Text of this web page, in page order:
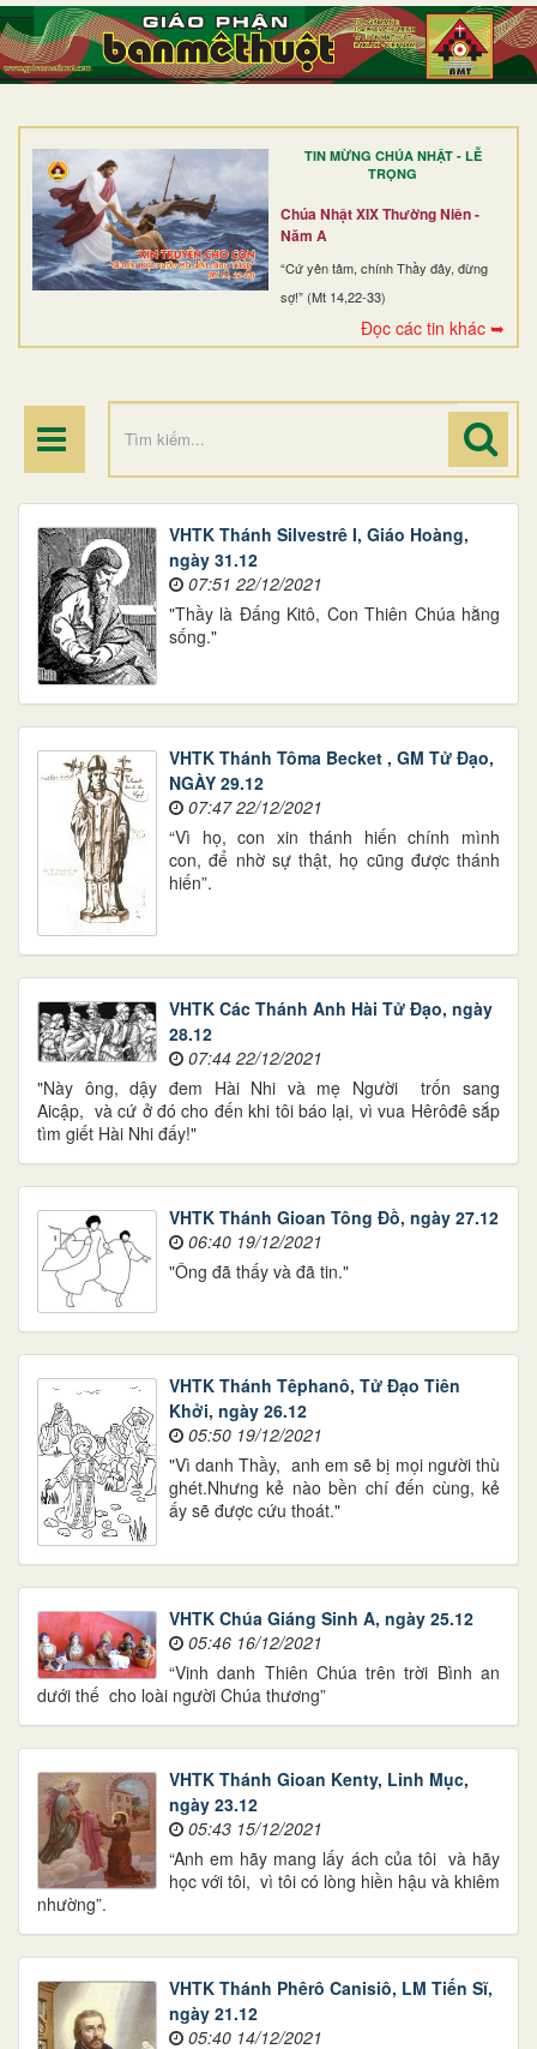
TIN MỪNG CHÚA NHẬT - LỄ
TRỌNG
Chúa Nhật XIX Thường Niên -
Năm A
“Cứ yên tâm, chính Thầy đây, đừng
sợ!” (Mt 14,22-33)
Đọc các tin khác ➥
TRANG NHẤT
GIỚI THIỆU
DÒNG TU
BAN MỤC VỤ
ĐOÀN THỂ CG
ĐIỂM HÀNH HƯƠNG
VHTK Thánh Silvestrê I, Giáo Hoàng,
ngày 31.12
07:51 22/12/2021
"Thầy là Đấng Kitô, Con Thiên Chúa hằng
sống."
VHTK Thánh Tôma Becket , GM Tử Đạo,
NGÀY 29.12
07:47 22/12/2021
“Vì họ, con xin thánh hiến chính mình
con, để nhờ sự thật, họ cũng được thánh
hiến”.
VHTK Các Thánh Anh Hài Tử Đạo, ngày
28.12
07:44 22/12/2021
"Này ông, dậy đem Hài Nhi và mẹ Người trốn sang
Aicập, và cứ ở đó cho đến khi tôi báo lại, vì vua Hêrôđê sắp
tìm giết Hài Nhi đấy!"
VHTK Thánh Gioan Tông Đồ, ngày 27.12
06:40 19/12/2021
"Ông đã thấy và đã tin."
VHTK Thánh Têphanô, Tử Đạo Tiên
Khởi, ngày 26.12
05:50 19/12/2021
"Vì danh Thầy, anh em sẽ bị mọi người thù
ghét.Nhưng kẻ nào bền chí đến cùng, kẻ
ấy sẽ được cứu thoát."
VHTK Chúa Giáng Sinh A, ngày 25.12
05:46 16/12/2021
“Vinh danh Thiên Chúa trên trời Bình an
dưới thế cho loài người Chúa thương”
VHTK Thánh Gioan Kenty, Linh Mục,
ngày 23.12
05:43 15/12/2021
“Anh em hãy mang lấy ách của tôi và hãy
học với tôi, vì tôi có lòng hiền hậu và khiêm
nhường”.
VHTK Thánh Phêrô Canisiô, LM Tiến Sĩ,
ngày 21.12
05:40 14/12/2021